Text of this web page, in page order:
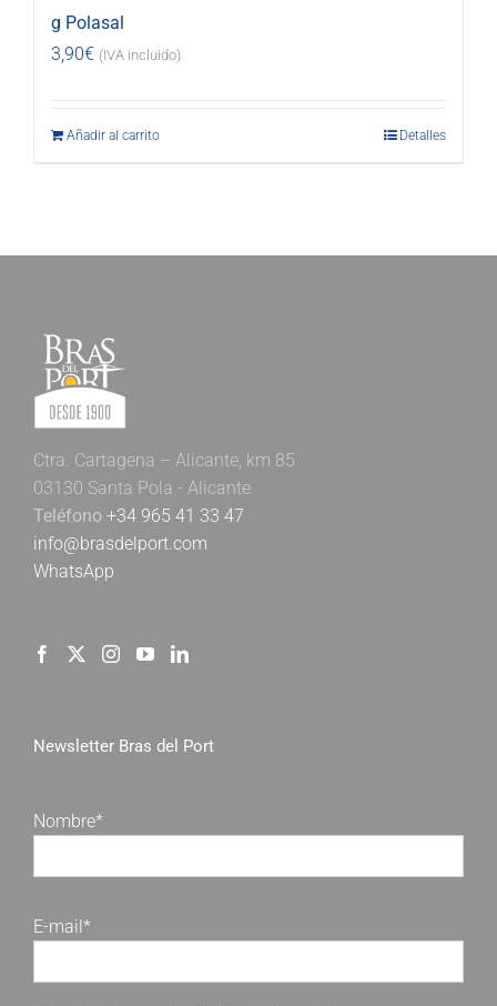
g Polasal
3,90€ (IVA incluido)
Añadir al carrito Detalles
Ctra. Cartagena – Alicante, km 85
03130 Santa Pola - Alicante
Teléfono +34 965 41 33 47
info@brasdelport.com
WhatsApp
Newsletter Bras del Port
Nombre*
E-mail*